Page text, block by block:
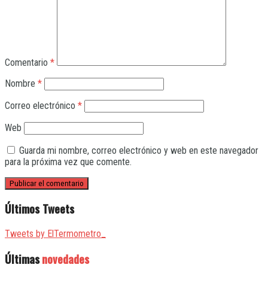
Comentario *
Nombre *
Correo electrónico *
Web
Guarda mi nombre, correo electrónico y web en este navegador
para la próxima vez que comente.
Últimos Tweets
Tweets by ElTermometro_
Últimasnovedades